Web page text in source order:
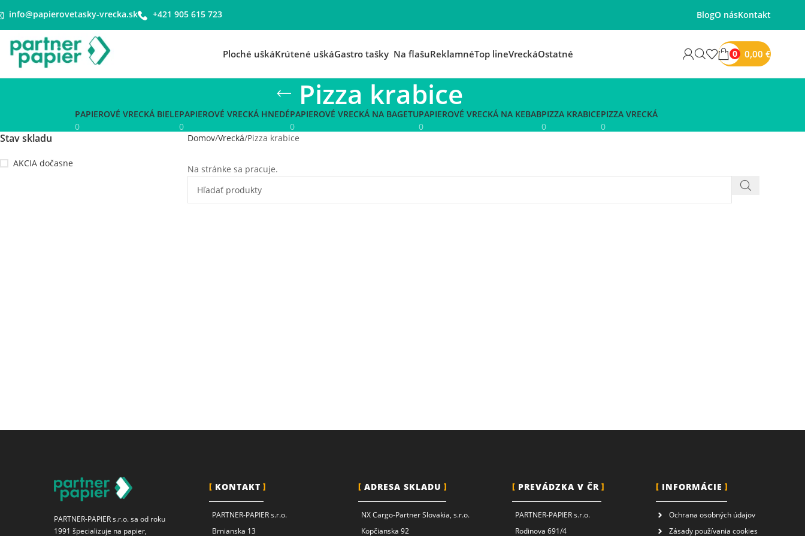
info@papierovetasky-vrecka.sk +421 905 615 723 BlogO násKontakt
Ploché uškáKrútené uškáGastro tašky Na flašuReklamnéTop lineVreckáOstatné 0 0,00 €
Pizza krabice
PAPIEROVÉ VRECKÁ BIELE
0
PAPIEROVÉ VRECKÁ HNEDÉ
0
PAPIEROVÉ VRECKÁ NA BAGETU
0
PAPIEROVÉ VRECKÁ NA KEBAB
0
PIZZA KRABICE
0
PIZZA VRECKÁ
0
Stav skladu
AKCIA dočasne
Domov Vrecká Pizza krabice
Na stránke sa pracuje.
PARTNER-PAPIER s.r.o. sa od roku
1991 špecializuje na papier,
KONTAKT
PARTNER-PAPIER s.r.o.
Brnianska 13
ADRESA SKLADU
NX Cargo-Partner Slovakia, s.r.o.
Kopčianska 92
PREVÁDZKA V ČR
PARTNER-PAPIER s.r.o.
Rodinova 691/4
INFORMÁCIE
Ochrana osobných údajov
Zásady používania cookies